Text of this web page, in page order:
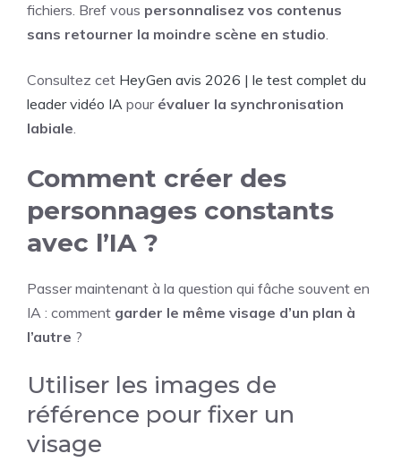
fichiers. Bref vous personnalisez vos contenus
sans retourner la moindre scène en studio.
Consultez cet HeyGen avis 2026 | le test complet du
leader vidéo IA pour évaluer la synchronisation
labiale.
Comment créer des
personnages constants
avec l’IA ?
Passer maintenant à la question qui fâche souvent en
IA : comment garder le même visage d’un plan à
l’autre ?
Utiliser les images de
référence pour fixer un
visage